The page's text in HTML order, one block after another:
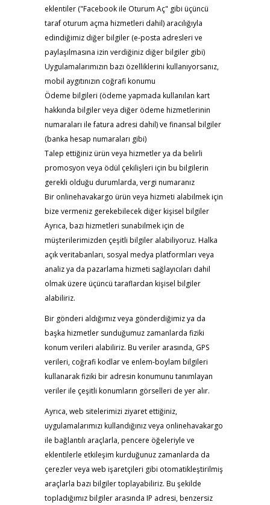
eklentiler ("Facebook ile Oturum Aç" gibi üçüncü
taraf oturum açma hizmetleri dahil) aracılığıyla
edindiğimiz diğer bilgiler (e-posta adresleri ve
paylaşılmasına izin verdiğiniz diğer bilgiler gibi)
Uygulamalarımızın bazı özelliklerini kullanıyorsanız,
mobil aygıtınızın coğrafi konumu
Ödeme bilgileri (ödeme yapmada kullanılan kart
hakkında bilgiler veya diğer ödeme hizmetlerinin
numaraları ile fatura adresi dahil) ve finansal bilgiler
(banka hesap numaraları gibi)
Talep ettiğiniz ürün veya hizmetler ya da belirli
promosyon veya ödül çekilişleri için bu bilgilerin
gerekli olduğu durumlarda, vergi numaranız
Bir onlinehavakargo ürün veya hizmeti alabilmek için
bize vermeniz gerekebilecek diğer kişisel bilgiler
Ayrıca, bazı hizmetleri sunabilmek için de
müşterilerimizden çeşitli bilgiler alabiliyoruz. Halka
açık veritabanları, sosyal medya platformları veya
analiz ya da pazarlama hizmeti sağlayıcıları dahil
olmak üzere üçüncü taraflardan kişisel bilgiler
alabiliriz.
Bir gönderi aldığımız veya gönderdiğimiz ya da
başka hizmetler sunduğumuz zamanlarda fiziki
konum verileri alabiliriz. Bu veriler arasında, GPS
verileri, coğrafi kodlar ve enlem-boylam bilgileri
kullanarak fiziki bir adresin konumunu tanımlayan
veriler ile çeşitli konumların görselleri de yer alır.
Ayrıca, web sitelerimizi ziyaret ettiğiniz,
uygulamalarımızı kullandığınız veya onlinehavakargo
ile bağlantılı araçlarla, pencere öğeleriyle ve
eklentilerle etkileşim kurduğunuz zamanlarda da
çerezler veya web işaretçileri gibi otomatikleştirilmiş
araçlarla bazı bilgiler toplayabiliriz. Bu şekilde
topladığımız bilgiler arasında IP adresi, benzersiz